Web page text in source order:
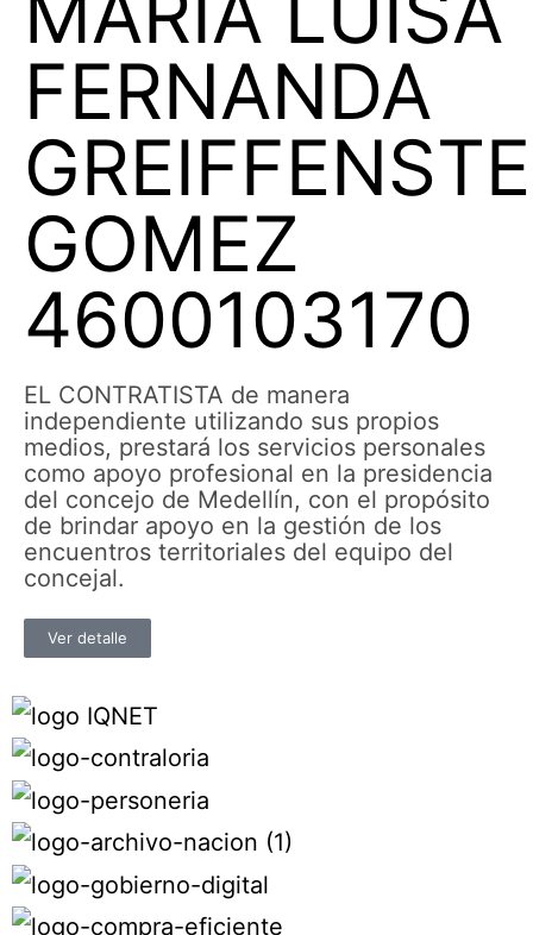
FERNANDA
GOMEZ
4600103170
EL CONTRATISTA de manera
independiente utilizando sus propios
medios, prestará los servicios personales
como apoyo profesional en la presidencia
del concejo de Medellín, con el propósito
de brindar apoyo en la gestión de los
encuentros territoriales del equipo del
concejal.
Ver detalle